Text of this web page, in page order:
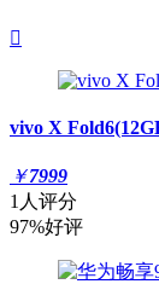

vivo X
￥7999
1人评分
97%好评